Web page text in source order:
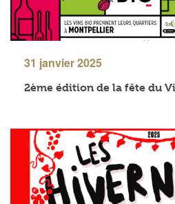
31 janvier 2025
2ème édition de la fête du